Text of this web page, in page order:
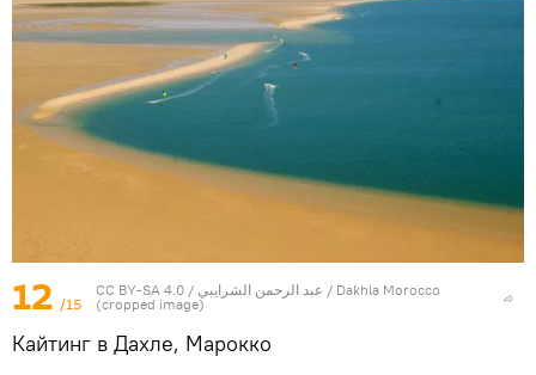
12 /15
CC BY-SA 4.0 / عبد الرحمن الشرايبي / Dakhla Morocco
(cropped image)
Кайтинг в Дахле, Марокко